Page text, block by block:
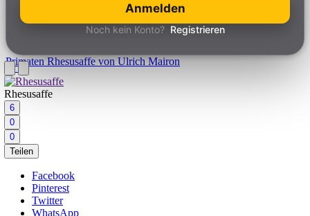
Anmelden
Noch kein Konto? Registrieren
PrimatenRhesusaffe von Ulrich Mairon
Rhesusaffe
6
0
0
Teilen
Facebook
Pinterest
Twitter
WhatsApp